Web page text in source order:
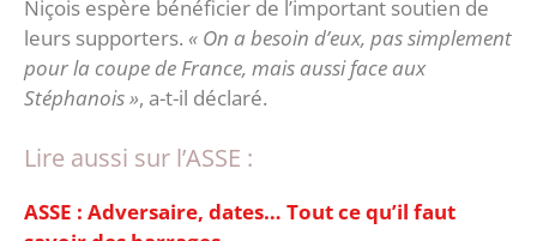
Niçois espère bénéficier de l’important soutien de
leurs supporters. « On a besoin d’eux, pas simplement
pour la coupe de France, mais aussi face aux
Stéphanois », a-t-il déclaré.
Lire aussi sur l’ASSE :
‎ASSE : Adversaire, dates… Tout ce qu’il faut